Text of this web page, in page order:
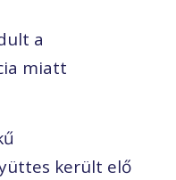
a
miatt
került elő